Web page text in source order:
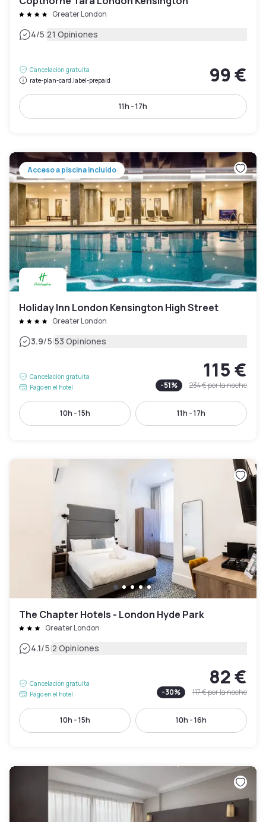
Greater London
4/5|21 Opiniones
Cancelación gratuita
rate-plan-card.label-prepaid
99 €
11h - 17h
Acceso a piscina incluido
Holiday Inn London Kensington High Street
Greater London
3.9/5|53 Opiniones
Cancelación gratuita
Pago en el hotel
115 €
-51% 234 €por la noche
10h - 15h 11h - 17h
The Chapter Hotels - London Hyde Park
Greater London
4.1/5|2 Opiniones
Cancelación gratuita
Pago en el hotel
82 €
-30% 117 €por la noche
10h - 15h 10h - 16h